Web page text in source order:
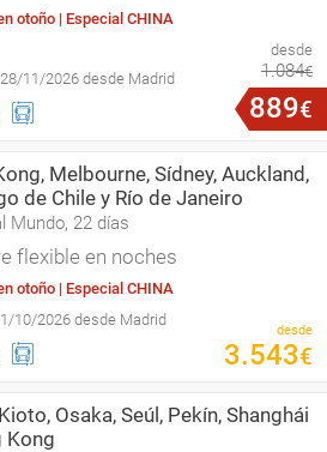
otoño | Especial CHINA
11/2026 desde Madrid
desde
1.084€
889€
Melbourne, Sídney, Auckland,
de Chile y Río de Janeiro
Mundo, 22 días
flexible en noches
otoño | Especial CHINA
10/2026 desde Madrid
desde
3.543€
Osaka, Seúl, Pekín, Shanghái
Kong